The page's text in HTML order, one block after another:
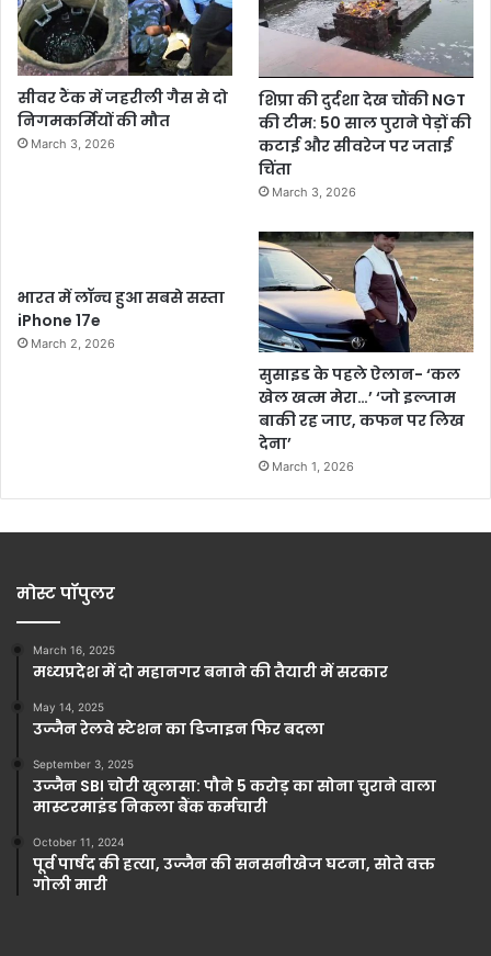
सीवर टैंक में जहरीली गैस से दो
निगमकर्मियों की मौत
March 3, 2026
शिप्रा की दुर्दशा देख चौंकी NGT
की टीम: 50 साल पुराने पेड़ों की
कटाई और सीवरेज पर जताई
चिंता
March 3, 2026
भारत में लॉन्च हुआ सबसे सस्ता
iPhone 17e
March 2, 2026
सुसाइड के पहले ऐलान- ‘कल
खेल खत्म मेरा…’ ‘जो इल्जाम
बाकी रह जाए, कफन पर लिख
देना’
March 1, 2026
मोस्ट पॉपुलर
March 16, 2025
मध्यप्रदेश में दो महानगर बनाने की तैयारी में सरकार
May 14, 2025
उज्जैन रेलवे स्टेशन का डिजाइन फिर बदला
September 3, 2025
उज्जैन SBI चोरी खुलासा: पौने 5 करोड़ का सोना चुराने वाला
मास्टरमाइंड निकला बैंक कर्मचारी
October 11, 2024
पूर्व पार्षद की हत्या, उज्जैन की सनसनीखेज घटना, सोते वक्त
गोली मारी